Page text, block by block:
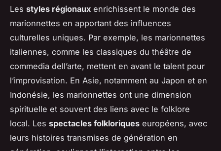
Les styles régionaux enrichissent le monde des
marionnettes en apportant des influences
culturelles uniques. Par exemple, les marionnettes
italiennes, comme les classiques du théâtre de
commedia dell’arte, mettent en avant le talent pour
l’improvisation. En Asie, notamment au Japon et en
Indonésie, les marionnettes ont une dimension
spirituelle et souvent des liens avec le folklore
local. Les spectacles folkloriques européens, avec
leurs histoires transmises de génération en